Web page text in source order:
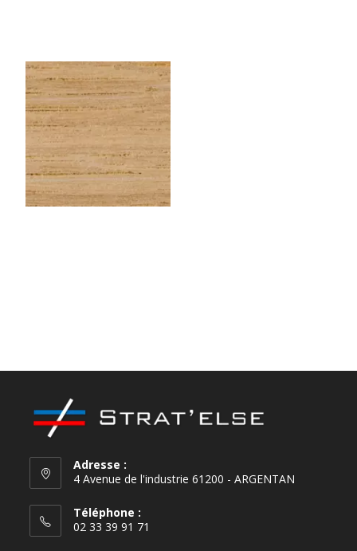
Adresse :
4 Avenue de l'industrie 61200 - ARGENTAN
Téléphone :
02 33 39 91 71